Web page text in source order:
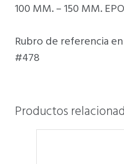
100 MM. – 150 MM.
Rubro de referencia
#478
Productos